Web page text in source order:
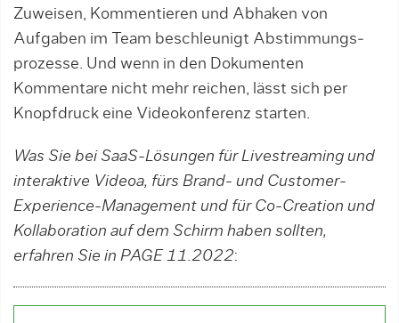
Zuweisen, Kommentieren und Abhaken von
Aufgaben im Team beschleunigt Abstimmungs­
prozesse. Und wenn in den Dokumenten
Kommentare nicht mehr reichen, lässt sich per
Knopfdruck eine Videokonferenz starten.
Was Sie bei SaaS-Lösungen für Livestreaming und
interaktive Videoa, fürs Brand- und Customer-
Experience-Management und für Co-Creation und
Kollaboration auf dem Schirm haben sollten,
erfahren Sie in PAGE 11.2022: